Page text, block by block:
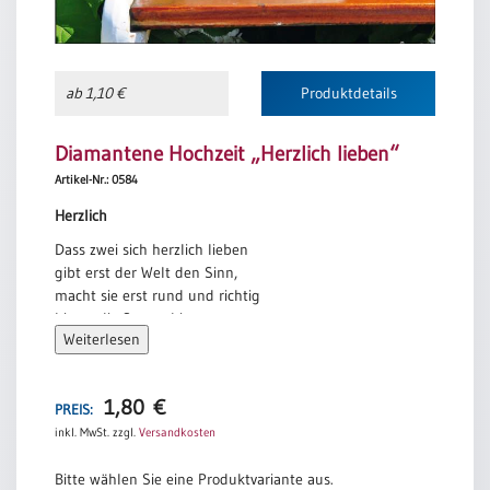
Eheschliessung
neutrale
Abendmahlszulassung
Kirchen(wieder)eintritt
PC-
Urkunden
Neuerscheinungen
ab 1,10 € Produktdetails
Diamantene Hochzeit „Herzlich lieben“
Artikel-Nr.: 0584
Herzlich
Dass zwei sich herzlich lieben
gibt erst der Welt den Sinn,
macht sie erst rund und richtig
bis an die Sterne hin.
Dass zwei sich herzlich lieben
ist nötiger als Leben
und spottet aller Not.
ist aller Welt Beginn,
Weiterlesen
PREIS: 1,80 €
inkl. MwSt. zzgl. Versandkosten
Bitte wählen Sie eine Produktvariante aus.